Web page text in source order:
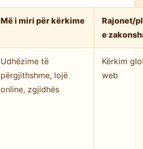
Më i miri për kërkime
Rajonet/
e
Udhëzime të
përgjithshme, lojë
online, zgjidhës
Kërkim
web